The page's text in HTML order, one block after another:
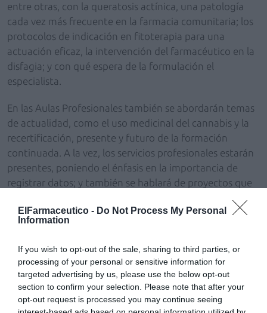
ElFarmaceutico - Do Not Process My Personal
Information
If you wish to opt-out of the sale, sharing to third parties, or
processing of your personal or sensitive information for
targeted advertising by us, please use the below opt-out
section to confirm your selection. Please note that after your
opt-out request is processed you may continue seeing
entre otras, con la queratosis actínica, una patología
cada vez más frecuente en la farmacia comunitaria; los
protocolos de indicación en fitoterapia para una
actuación eficaz, la intervención del farmacéutico en la
disfagia; y con qué espera de la formulación el
especialista.
En las Aulas Profesionales también se abordarán temas
de actualidad, como el uso medicinal del cannabis y la
recertificación, presente y futuro de la formación
continuada. A la vez, los servicios profesionales estarán
presentes, poniendo el énfasis en la importancia de
registrar datos; y también se hablará de proyectos que
implican la comunicación entre niveles asistenciales,
concretamente entre los farmacéuticos comunitarios y
los de atención primaria.
Por último, en el marco de las Aulas se llevará a cabo el
Talent Market, que constará de dos sesiones en que se
explicará el panorama del mercado laboral actual en el
sector, a través de responsables de recursos humanos, a